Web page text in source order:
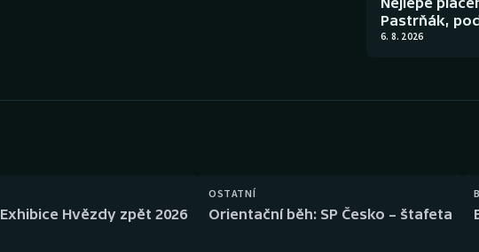
Plážový volejbal
Pastrňák,
6. 8. 2026
Hvězdy zpět 2026
OSTATNÍ
Orientační běh: SP Česko – štafeta